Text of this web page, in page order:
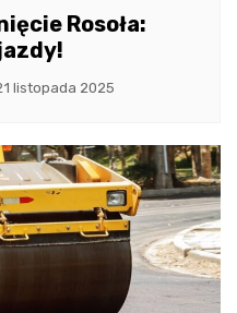
Rosoła:
listopada 2025